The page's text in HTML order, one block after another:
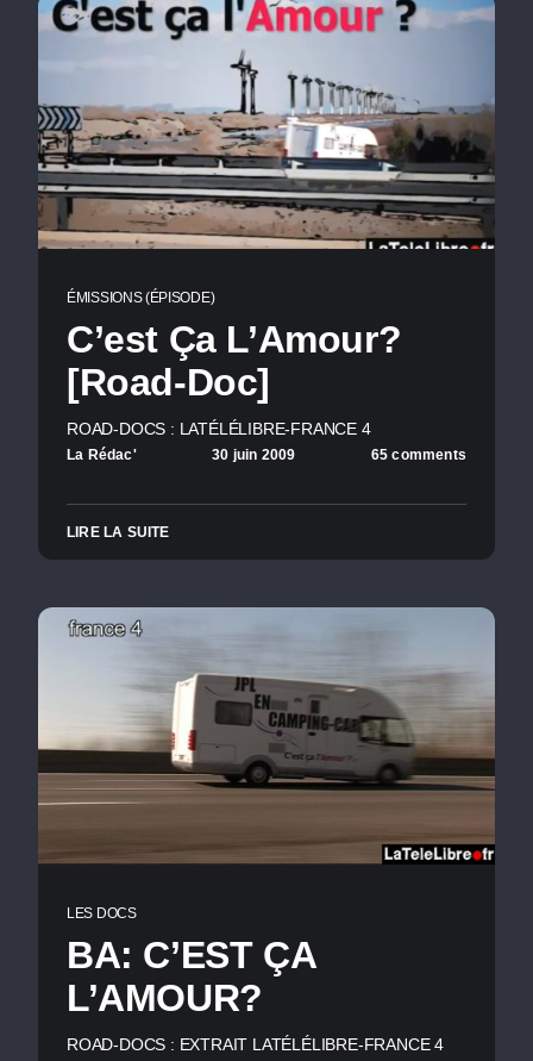
ÉMISSIONS (ÉPISODE)
C’est Ça L’Amour?
[Road-Doc]
ROAD-DOCS : LATÉLÉLIBRE-FRANCE 4
La Rédac' 30 juin 2009 65 comments
LIRE LA SUITE
LES DOCS
BA: C’EST ÇA
L’AMOUR?
ROAD-DOCS : EXTRAIT LATÉLÉLIBRE-FRANCE 4